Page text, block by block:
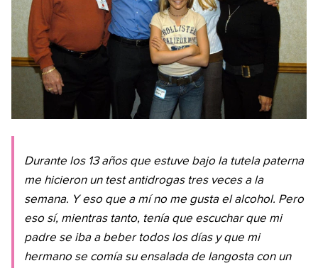
Durante los 13 años que estuve bajo la tutela paterna
me hicieron un test antidrogas tres veces a la
semana. Y eso que a mí no me gusta el alcohol. Pero
eso sí, mientras tanto, tenía que escuchar que mi
padre se iba a beber todos los días y que mi
hermano se comía su ensalada de langosta con un